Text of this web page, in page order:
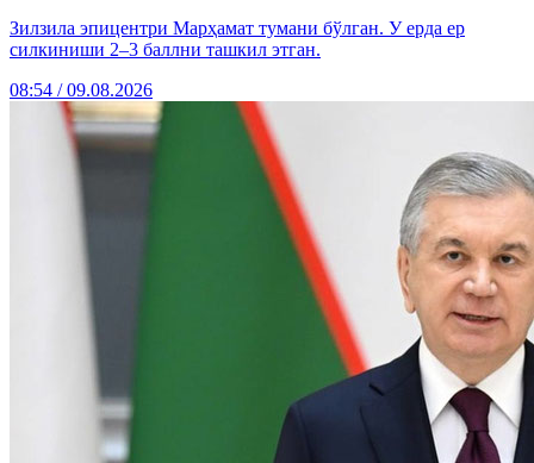
Зилзила эпицентри Марҳамат тумани бўлган. У ерда ер
силкиниши 2–3 баллни ташкил этган.
08:54 / 09.08.2026